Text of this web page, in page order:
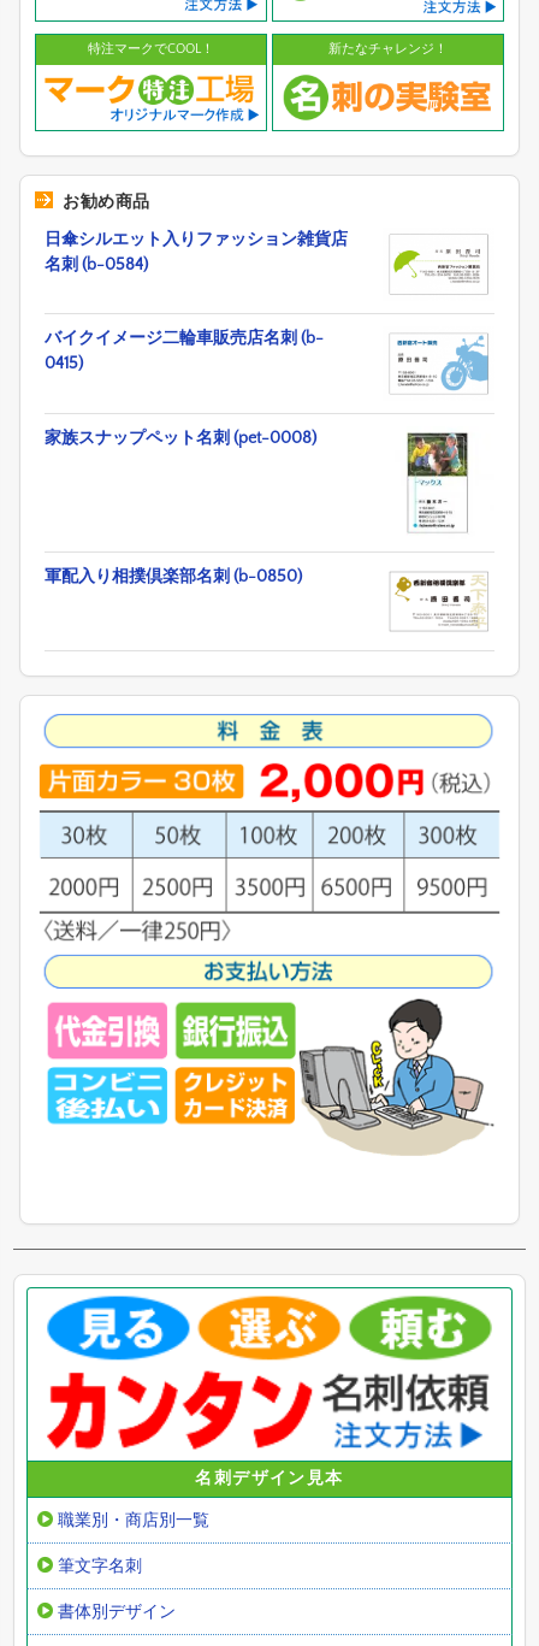
特注マークでCOOL！ 新たなチャレンジ！
お勧め商品
日傘シルエット入りファッション雑貨店
名刺 (b-0584)
バイクイメージ二輪車販売店名刺 (b-
0415)
家族スナップペット名刺 (pet-0008)
軍配入り相撲倶楽部名刺 (b-0850)
名刺デザイン見本
職業別・商店別一覧
筆文字名刺
書体別デザイン